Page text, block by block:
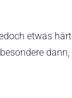
etwas